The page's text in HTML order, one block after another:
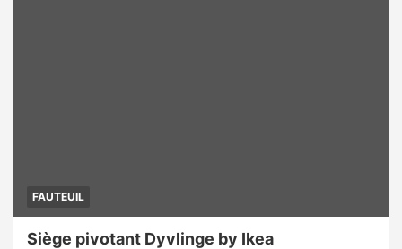
FAUTEUIL
Siège pivotant Dyvlinge by Ikea